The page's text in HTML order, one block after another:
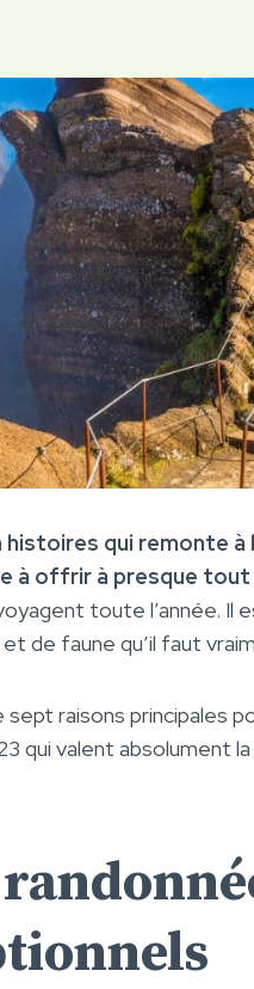
qui remonte à
à offrir à presque tout
toute l’année. Il
de faune qu’il faut
sept raisons principales
qui valent absolument